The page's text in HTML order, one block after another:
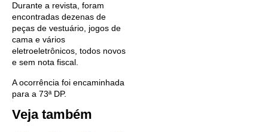
Durante a revista, foram
encontradas dezenas de
peças de vestuário, jogos de
cama e vários
eletroeletrônicos, todos novos
e sem nota fiscal.
A ocorrência foi encaminhada
para a 73ª DP.
Veja também